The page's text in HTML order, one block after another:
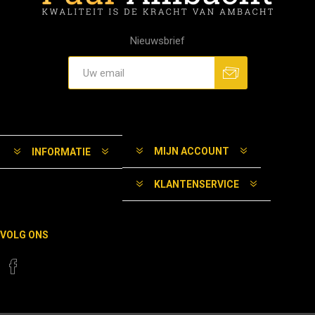
Nieuwsbrief
INFORMATIE MIJN ACCOUNT
KLANTENSERVICE
VOLG ONS